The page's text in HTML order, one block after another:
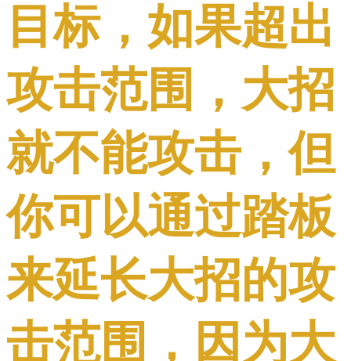
目标，如果超出
攻击范围，大招
就不能攻击，但
你可以通过踏板
来延长大招的攻
击范围，因为大